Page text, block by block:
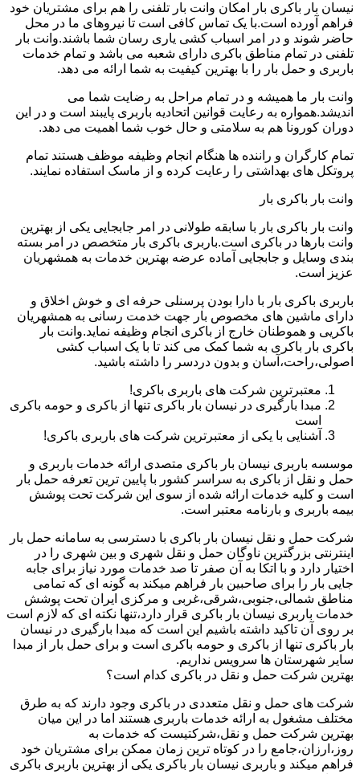
نیسان بار باکری بار امکان وانت بار تلفنی را هم برای مشتریان خود
فراهم آورده است.با یک تماس کافی است تا نیروهای ما در محل
حاضر شوند و در امر اسباب کشی یاری رسان شما باشند.وانت بار
تلفنی در تمام مناطق باکری دارای شعبه می باشد و تمام خدمات
باربری و حمل بار را با بهترین کیفیت به شما ارائه می دهد.
وانت بار ما همیشه و در تمام مراحل به رضایت شما می
اندیشد.همواره به رعایت قوانین اتحادیه باربری پایبند است و در این
دوران کورونا هم به سلامتی و حال خوب شما اهمیت می دهد.
تمام کارگران و راننده ها هنگام انجام وظیفه موظف هستند تمام
پروتکل های بهداشتی را رعایت کرده و از ماسک استفاده نمایند.
وانت بار باکری بار
وانت بار باکری بار با سابقه طولانی در امر جابجایی یکی از بهترین
وانت بارها در باکری است.باربری باکری بار متخصص در امر بسته
بندی وسایل و جابجایی آماده عرضه بهترین خدمات به همشهریان
عزیز است.
باربری باکری بار با دارا بودن پرسنلی حرفه ای و خوش اخلاق و
دارای ماشین های مخصوص بار جهت خدمت رسانی به همشهریان
باکریی و هموطنان خارج از باکری انجام وظیفه نماید.وانت بار
باکری بار باکری به شما کمک می کند تا با یک اسباب کشی
اصولی،راحت،آسان و بدون دردسر را داشته باشید.
معتبرترین شرکت های باربری باکری!
مبدا بارگیری در نیسان بار باکری تنها از باکری و حومه باکری
است
آشنایی با یکی از معتبرترین شرکت های باربری باکری!
موسسه باربری نیسان بار باکری متصدی ارائه خدمات باربری و
حمل و نقل از باکری به سراسر کشور با پایین ترین تعرفه حمل بار
است و کلیه خدمات ارائه شده از سوی این شرکت تحت پوشش
بیمه باربری و بارنامه معتبر است.
شرکت حمل و نقل نیسان بار باکری با دسترسی به سامانه حمل بار
اینترنتی بزرگترین ناوگان حمل و نقل شهری و بین شهری را در
اختیار دارد و با اتکا به آن صفر تا صد خدمات مورد نیاز برای جابه
جایی بار را برای صاحبین بار فراهم میکند به گونه ای که تمامی
مناطق شمالی،جنوبی،شرقی،غربی و مرکزی ایران تحت پوشش
خدمات باربری نیسان بار باکری قرار دارد،تنها نکته ای که لازم است
بر روی آن تاکید داشته باشیم این است که مبدا بارگیری در نیسان
بار باکری تنها از باکری و حومه باکری است و برای حمل بار از مبدا
سایر شهرستان ها سرویس نداریم.
بهترین شرکت حمل و نقل در باکری کدام است؟
شرکت های حمل و نقل متعددی در باکری وجود دارند که به طرق
مختلف مشغول به ارائه خدمات باربری هستند اما در این میان
بهترین شرکت حمل و نقل،شرکتیست که خدمات به
روز،ارزان،جامع را در کوتاه ترین زمان ممکن برای مشتریان خود
فراهم میکند و باربری نیسان بار باکری یکی از بهترین باربری باکری